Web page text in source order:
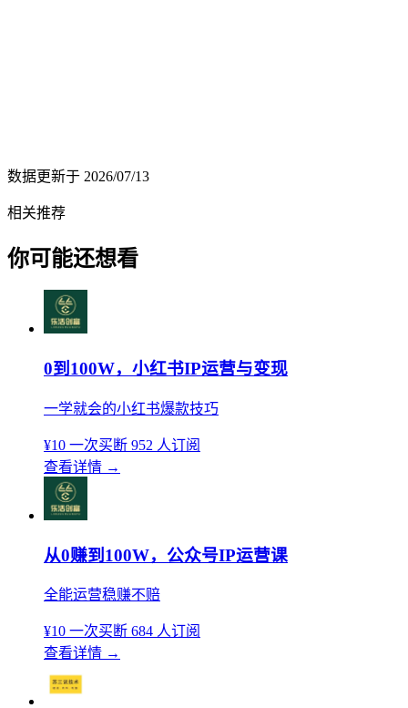
数据更新于 2026/07/13
相关推荐
你可能还想看
0到100W，小红书IP运营与变现
一学就会的小红书爆款技巧
¥10 一次买断 952 人订阅
查看详情 →
从0赚到100W，公众号IP运营课
全能运营稳赚不赔
¥10 一次买断 684 人订阅
查看详情 →